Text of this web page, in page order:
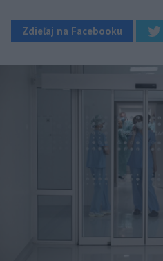
Zdieľaj na Facebooku